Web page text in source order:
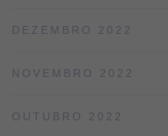
DEZEMBRO 2022
NOVEMBRO 2022
OUTUBRO 2022